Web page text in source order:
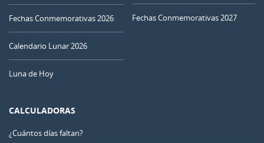
Fechas Conmemorativas 2026
Calendario Lunar 2026
Luna de Hoy
Fechas Conmemorativas 2027
CALCULADORAS
¿Cuántos días faltan?